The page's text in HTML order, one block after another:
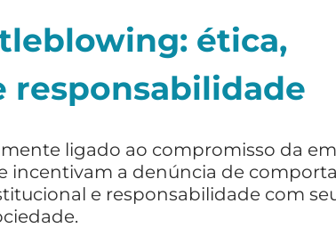
ética,
responsabilidade
ligado ao compromisso da
incentivam a denúncia de
e responsabilidade com